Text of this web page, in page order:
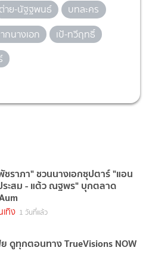
ต่าย-นัฐฐพนธ์
บทละคร
กนางเอก
เป้-ทวีฤทธิ์
ราภา" ชวนนางเอกซุปตาร์ "แอน
ะสม - แต้ว ณฐพร" บุกตลาด
เทิง 1 วันที่แล้ว
ดูทุกตอนทาง TrueVisions NOW